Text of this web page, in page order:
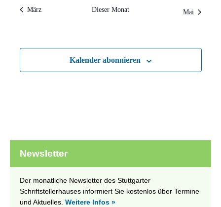
März Dieser Monat Mai
Kalender abonnieren
Newsletter
Der monatliche Newsletter des Stuttgarter
Schriftstellerhauses informiert Sie kostenlos über Termine
und Aktuelles. Weitere Infos »